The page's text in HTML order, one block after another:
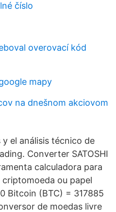
číslo
overovací kód
mapy
na dnešnom akciovom
el análisis técnico de
Converter SATOSHI
calculadora para
ou papel
Bitcoin (BTC) = 317885
de moedas livre